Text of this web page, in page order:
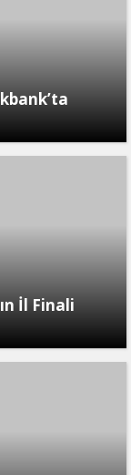
İl Finali